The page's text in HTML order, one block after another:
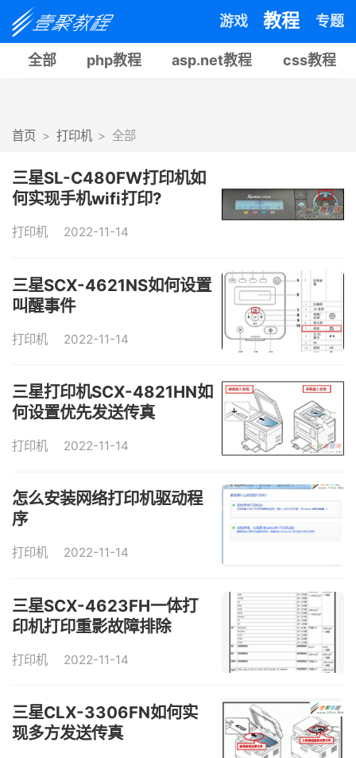
游戏 教程 专题
全部 php教程 asp.net教程 css教程
首页 打印机 全部
三星SL-C480FW打印机如
何实现手机wifi打印?
打印机 2022-11-14
三星SCX-4621NS如何设置
叫醒事件
打印机 2022-11-14
三星打印机SCX-4821HN如
何设置优先发送传真
打印机 2022-11-14
怎么安装网络打印机驱动程
序
打印机 2022-11-14
三星SCX-4623FH一体打
印机打印重影故障排除
打印机 2022-11-14
三星CLX-3306FN如何实
现多方发送传真